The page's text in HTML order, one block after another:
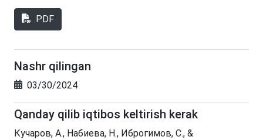
PDF
Nashr qilingan
03/30/2024
Qanday qilib iqtibos keltirish kerak
Кучаров, А., Набиева, Н., Иброгимов, С., &